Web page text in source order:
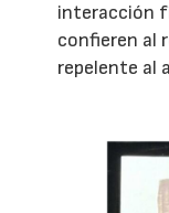
interacción
confieren al
repelente al